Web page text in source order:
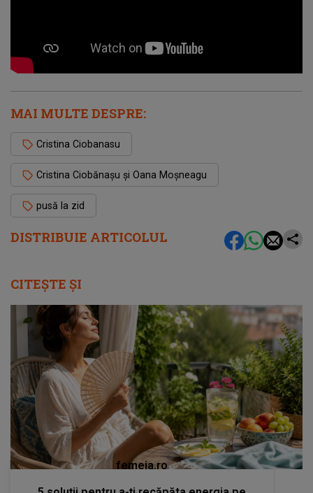
DISTRIBUIE ARTICOLUL
MAI MULTE DESPRE:
Cristina Ciobanasu
Cristina Ciobănașu și Oana Moșneagu
pusă la zid
CITEȘTE ȘI
femeia.ro